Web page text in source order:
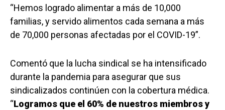
“Hemos logrado alimentar a más de 10,000
familias, y servido alimentos cada semana a más
de 70,000 personas afectadas por el COVID-19”.
Comentó que la lucha sindical se ha intensificado
durante la pandemia para asegurar que sus
sindicalizados continúen con la cobertura médica.
“Logramos que el 60% de nuestros miembros y